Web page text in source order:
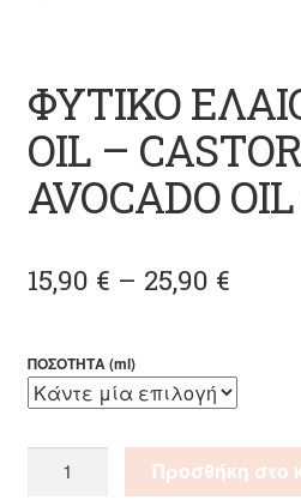
ΦΥΤΙΚΟ
OIL –
AVOCADO
15,90 € – 25,90 €Price
ΠΟΣΟΤΗΤΑ (ml)
ΦΥΤΙΚΟ
ΕΛΑΙΟ
Προσθήκη στο